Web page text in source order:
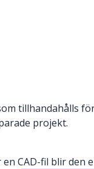
tillhandahålls
projekt.
CAD-fil blir